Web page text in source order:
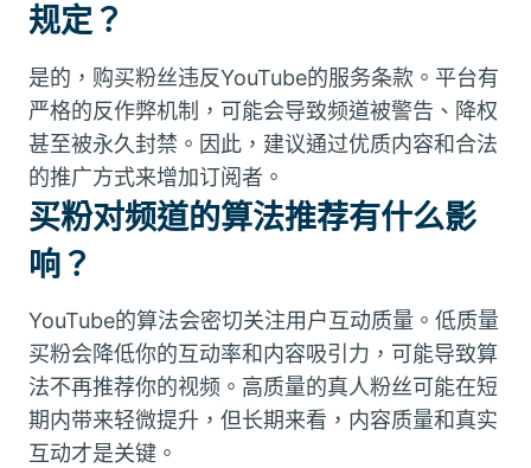
规定？
是的，购买粉丝违反YouTube的服务条款。平台有
严格的反作弊机制，可能会导致频道被警告、降权
甚至被永久封禁。因此，建议通过优质内容和合法
的推广方式来增加订阅者。
买粉对频道的算法推荐有什么影
响？
YouTube的算法会密切关注用户互动质量。低质量
买粉会降低你的互动率和内容吸引力，可能导致算
法不再推荐你的视频。高质量的真人粉丝可能在短
期内带来轻微提升，但长期来看，内容质量和真实
互动才是关键。